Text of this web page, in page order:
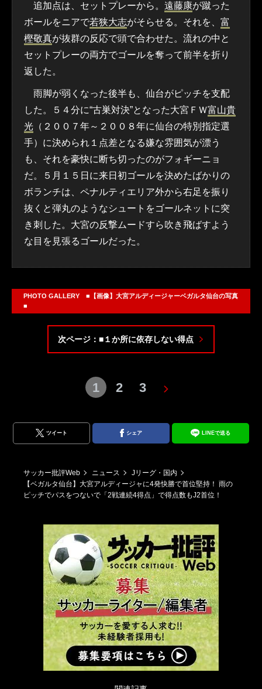
追加点は、セットプレーから。 遠藤康が蹴った
ボールをニアで若狭大志がそらせる。それを、 富
樫敬真が抜群の反応で頭で合わせた。流れの中と
セットプレーの両方でゴールを奪って前半を折り
返した。
雨脚が弱くなった後半も、仙台がピッチを支配
した。５４分に“古巣対決”となった大宮ＦＷ富山貴
光 （２００７年～２００８年に仙台の特別指定選
手）に決められ１点差となる嫌な雰囲気が漂う
も、それを豪快に断ち切ったのがフォギーニョ
だ。５月１５日に来日初ゴールを決めたばかりの
ボランチは、ペナルティエリア外から右足を振り
抜くと弾丸のようなシュートをゴールネットに突
き刺した。大宮の反撃ムードすら吹き飛ばすよう
な目を見張るゴールだった。
PHOTO GALLERY ■【画像】大宮アルディージャーベガルタ仙台の写真
■
次ページ：■１か所に依存しない得点
1 2 3
ツイート シェア LINEで送る
サッカー批評Web ニュース
Jリーグ・国内
【ベガルタ仙台】大宮アルディージャに4発快勝で首位堅持！ 雨の
ピッチでパスをつないで「2戦連続4得点」で得点数もJ2首位！